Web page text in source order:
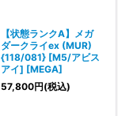
【状態ランクA】メガ
ダークライex (MUR)
{118/081} [M5/アビス
アイ] [MEGA]
57,800円(税込)